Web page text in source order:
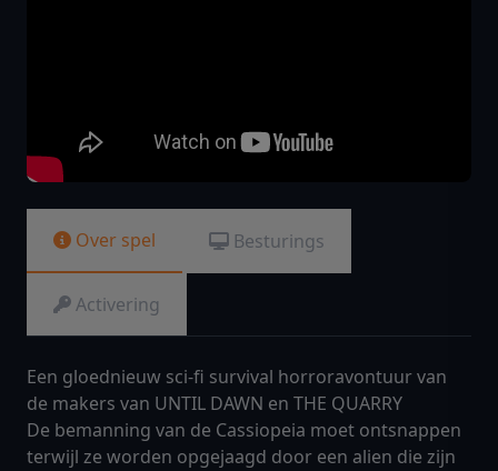
Over spel Besturings
Activering
Een gloednieuw sci-fi survival horroravontuur van
de makers van UNTIL DAWN en THE QUARRY
De bemanning van de Cassiopeia moet ontsnappen
terwijl ze worden opgejaagd door een alien die zijn